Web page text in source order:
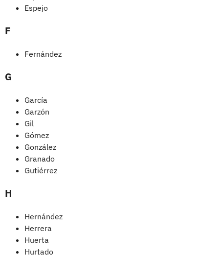
Espejo
F
Fernández
G
García
Garzón
Gil
Gómez
González
Granado
Gutiérrez
H
Hernández
Herrera
Huerta
Hurtado